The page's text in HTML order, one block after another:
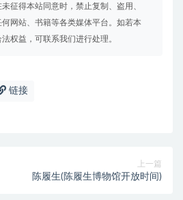
征得本站同意时，禁止复制、盗用、
网站、书籍等各类媒体平台。如若本
权益，可联系我们进行处理。
链接
上一篇
陈履生(陈履生博物馆开放时间)